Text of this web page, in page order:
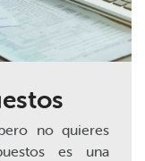
no quieres
es una